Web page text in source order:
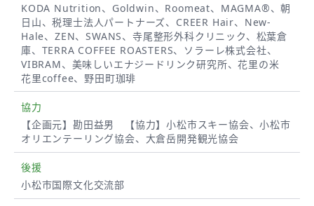
KODA Nutrition、Goldwin、Roomeat、MAGMA®、朝
日山、税理士法人パートナーズ、CREER Hair、New-
Hale、ZEN、SWANS、寺尾整形外科クリニック、松葉倉
庫、TERRA COFFEE ROASTERS、ソラーレ株式会社、
VIBRAM、美味しいエナジードリンク研究所、花里の米
花里coffee、野田町珈琲
協力
【企画元】勘田益男 【協力】小松市スキー協会、小松市
オリエンテーリング協会、大倉岳開発観光協会
後援
小松市国際文化交流部